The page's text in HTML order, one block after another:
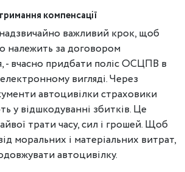
компенсації
важливий крок, щоб
належить за договором
- вчасно придбати поліс ОСЦПВ в
вигляді. Через
автоцивілки страховики
у відшкодуванні збитків. Це
трати часу, сил і грошей. Щоб
моральних і матеріальних витрат,
автоцивілку.